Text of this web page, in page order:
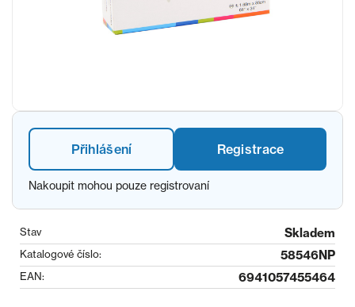
Přihlášení Registrace
Nakoupit mohou pouze registrovaní
Stav Skladem
Katalogové číslo: 58546NP
EAN: 6941057455464